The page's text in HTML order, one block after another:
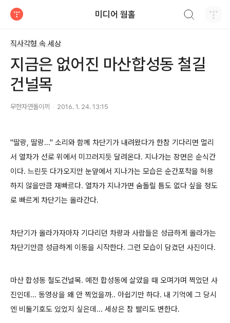
미디어 웜홀
직사각형 속 세상
지금은 없어진 마산합성동 철길
건널목
무한자연돌이끼 2016. 1. 24. 13:15
"딸랑, 딸랑..." 소리와 함께 차단기가 내려왔다가 한참 기다리면 멀리
서 열차가 선로 위에서 미끄러지듯 달려온다. 지나가는 장면은 순식간
이다. 느린듯 다가오지만 눈앞에서 지나가는 모습은 순간포착을 허용
하지 않을만큼 재빠르다. 열차가 지나가면 숨돌릴 틈도 없다 싶을 정도
로 빠르게 차단기는 올라간다.
차단기가 올라가자마자 기다리던 차량과 사람들은 성급하게 올라가는
차단기만큼 성급하게 이동을 시작한다. 그런 모습이 담겼던 사진이다.
마산 합성동 철도건널목. 예전 합성동에 살았을 때 오며가며 찍었던 사
진인데... 동영상을 왜 안 찍었을까.. 아쉽기만 하다. 내 기억에 그 당시
엔 비둘기호도 있었지 싶은데... 세상은 참 빨리도 변한다.